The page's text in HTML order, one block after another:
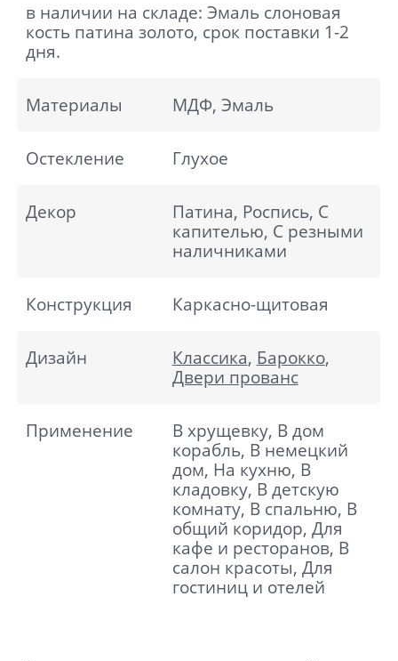
в наличии на складе: Эмаль слоновая
кость патина золото, срок поставки 1-2
дня.
Материалы МДФ, Эмаль
Остекление Глухое
Декор
Патина, Роспись, С
капителью, С резными
наличниками
Конструкция Каркасно-щитовая
Дизайн Классика, Барокко,
Двери прованс
Применение
В хрущевку, В дом
корабль, В немецкий
дом, На кухню, В
кладовку, В детскую
комнату, В спальню, В
общий коридор, Для
кафе и ресторанов, В
салон красоты, Для
гостиниц и отелей